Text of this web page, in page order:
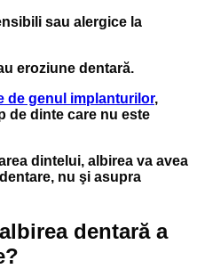
sau alergice la
eroziune dentară.
de genul implanturilor,
de dinte care nu este
dintelui, albirea va avea
nu şi asupra
dentară a